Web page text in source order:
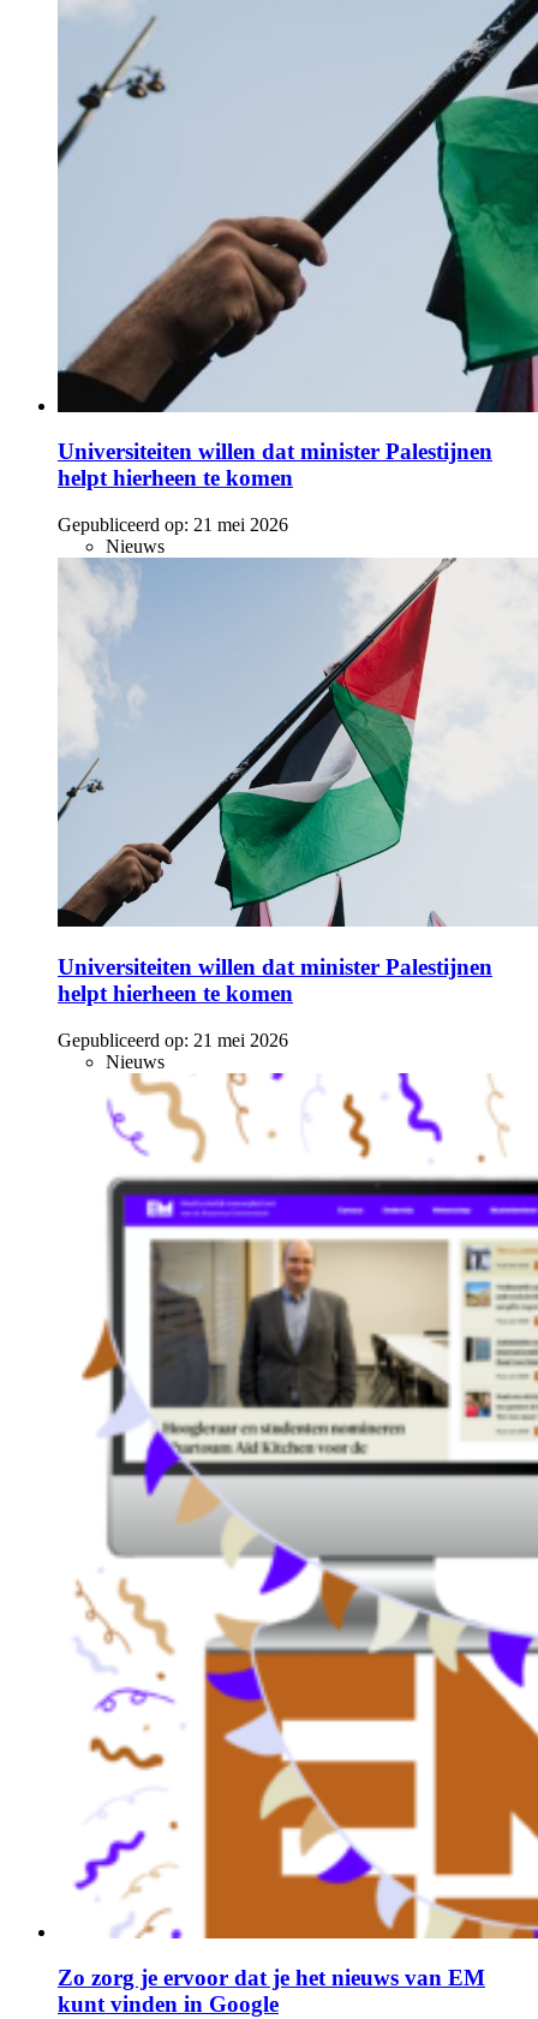
Universiteiten willen dat minister Palestijnen
helpt hierheen te komen
Gepubliceerd op: 21 mei 2026
Nieuws
Universiteiten willen dat minister Palestijnen
helpt hierheen te komen
Gepubliceerd op: 21 mei 2026
Nieuws
Zo zorg je ervoor dat je het nieuws van EM
kunt vinden in Google